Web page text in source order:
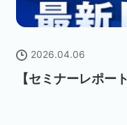
2026.04.06
【セミナーレポ